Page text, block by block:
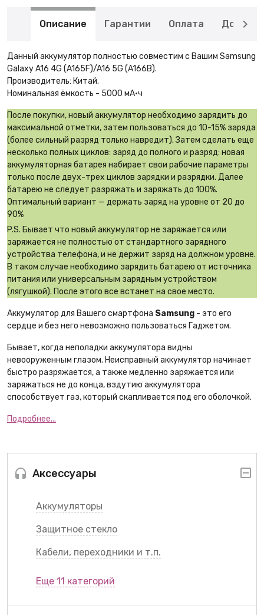
Аксессуары
Аккумуляторы
Защитное стекло
Кабели, переходники и т.п.
Еще 11 категорий
Описание Гарантии Оплата
Данный аккумулятор полностью совместим с Вашим Samsung
Galaxy A16 4G (A165F)/A16 5G (A166B).
Производитель: Китай.
Номинальная ёмкость - 5000 мА·ч
После покупки, новый аккумулятор необходимо зарядить до
максимальной отметки, затем пользоваться до 10-15% заряда
(более сильный разряд только навредит). Затем сделать еще
несколько полных циклов: заряд до полного и разряд: новая
аккумуляторная батарея набирает свои рабочие параметры
только после двух-трех циклов зарядки и разрядки. Далее
батарею не следует разряжать и заряжать до 100%.
Оптимальный вариант — держать заряд на уровне от 20 до
90%
P.S. Бывает что новый аккумулятор не заряжается или
заряжается не полностью от стандартного зарядного
устройства телефона, и не держит заряд на должном уровне.
В таком случае необходимо зарядить батарею от источника
питания или универсальным зарядным устройством
(лягушкой). После этого все встанет на свое место.
Аккумулятор для Вашего смартфона Samsung - это его
сердце и без него невозможно пользоваться Гаджетом.
Бывает, когда неполадки аккумулятора видны
невооруженным глазом. Неисправный аккумулятор начинает
быстро разряжается, а также медленно заряжается или
заряжаться не до конца, вздутию аккумулятора
способствует газ, который скапливается под его оболочкой.
Подробнее...